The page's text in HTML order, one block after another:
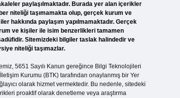
paylaşılmaktadır. Burada yer alan içerikler
niteliği taşımamakta olup, gerçek kurum ve
hakkında paylaşım yapılmamaktadır. Gerçek
ve kişiler ile isim benzerlikleri tamamen
Sitemizdeki bilgiler taslak halindedir ve
niteliği taşımazlar.
5651 Sayılı Kanun gereğince Bilgi Teknolojileri
Kurumu (BTK) tarafından onaylanmış bir Yer
olarak hizmet vermektedir. Bu nedenle, sitedeki
proaktif olarak denetleme veya araştırma